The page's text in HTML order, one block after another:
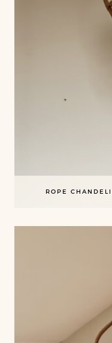
ROPE